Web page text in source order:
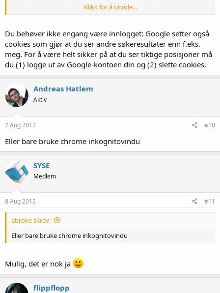
Noen som har forslag til hvordan jeg kan komme opp på top 10 i
google da? Bare å sette i gang med lenkebygging?
Bruker seo by yoast, virker som en bra plugin. De fleste av sidene
mine "er markert med grønn, BRA" Bruker ikke ofte kun nøkkelordet
Klikk for å utvide...
Du behøver ikke engang være innlogget; Google setter også
cookies som gjør at du ser andre søkeresultater enn f.eks.
meg. For å være helt sikker på at du ser tiktige posisjoner må
du (1) logge ut av Google-kontoen din og (2) slette cookies.
Andreas Hatlem
Aktiv
7 Aug 2012 #10
Eller bare bruke chrome inkognitovindu
SYSE
Medlem
8 Aug 2012 #11
abroke skrev:
Eller bare bruke chrome inkognitovindu
Mulig, det er nok ja
flippflopp